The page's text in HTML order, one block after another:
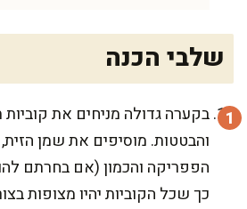
שלבי הכנה
בקערה גדולה מניחים את
והבטטות. מוסיפים את שמן
הפפריקה והכמון (אם בחרתם
כך שכל הקוביות יהיו מצופות